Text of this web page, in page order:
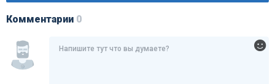
Комментарии 0